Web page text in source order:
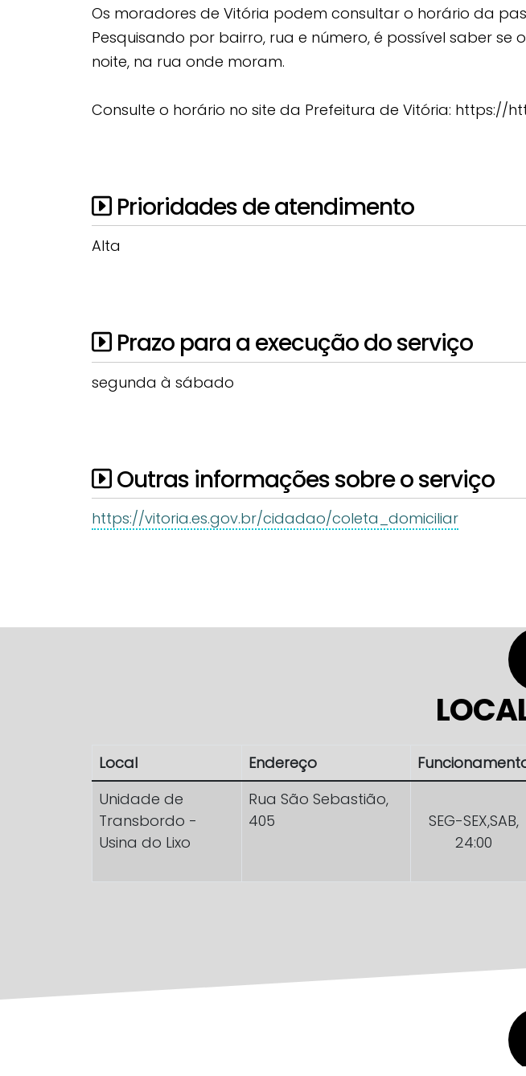
Os moradores de Vitória podem consultar o horário da
Pesquisando por bairro, rua e número, é possível saber
noite, na rua onde moram.
Consulte o horário no site da Prefeitura de Vitória:
Prioridades de atendimento
Alta
Prazo para a execução do serviço
segunda à sábado
Outras informações sobre o serviço
https://vitoria.es.gov.br/cidadao/coleta_domiciliar
Local Endereço
Unidade de
Transbordo -
Usina do Lixo
Rua São Sebastião,
405
SEG-SEX,SAB,
24:00